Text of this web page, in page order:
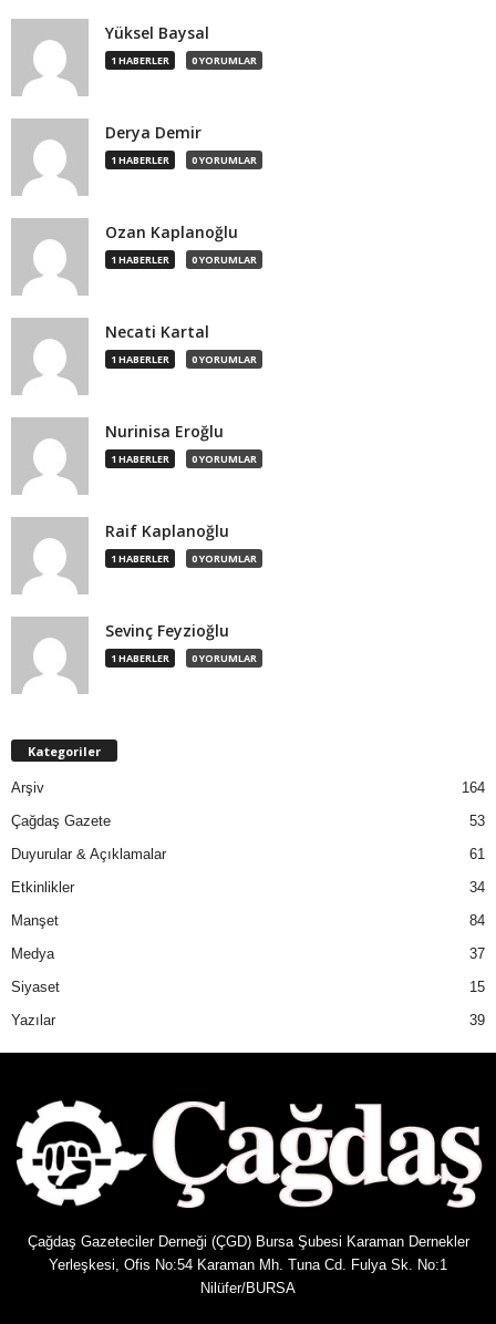
Yüksel Baysal
1 HABERLER 0 YORUMLAR
Derya Demir
1 HABERLER 0 YORUMLAR
Ozan Kaplanoğlu
1 HABERLER 0 YORUMLAR
Necati Kartal
1 HABERLER 0 YORUMLAR
Nurinisa Eroğlu
1 HABERLER 0 YORUMLAR
Raif Kaplanoğlu
1 HABERLER 0 YORUMLAR
Sevinç Feyzioğlu
1 HABERLER 0 YORUMLAR
Kategoriler
Arşiv
164
Çağdaş Gazete
53
Duyurular & Açıklamalar
61
Etkinlikler
34
Manşet
84
Medya
37
Siyaset
15
Yazılar
39
Çağdaş Gazeteciler Derneği (ÇGD) Bursa Şubesi Karaman Dernekler
Yerleşkesi, Ofis No:54 Karaman Mh. Tuna Cd. Fulya Sk. No:1
Nilüfer/BURSA